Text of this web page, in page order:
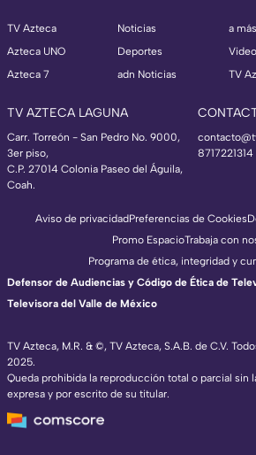
TV Azteca
Azteca UNO
Azteca 7
Noticias
Deportes
adn Noticias
a
TV
TV AZTECA LAGUNA
Carr. Torreón - San Pedro No. 9000,
3er piso,
C.P. 27014 Colonia Paseo del Águila,
Coah.
8717221314
TV Azteca, M.R. & ©, TV Azteca, S.A.B. de C.V.
2025.
Queda prohibida la reproducción total o parcial sin
expresa y por escrito de su titular.
Aviso de privacidadPreferencias de Cookies
Promo EspacioTrabaja con
Programa de ética, integridad y
Defensor de Audiencias y Código de Ética de
Televisora del Valle de México